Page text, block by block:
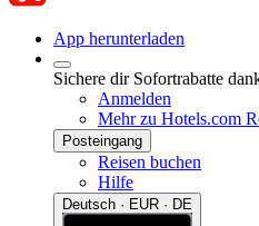
App herunterladen
Sichere dir Sofortrabatte
Anmelden
Mehr zu Hotels.com
Posteingang
Reisen buchen
Hilfe
Deutsch · EUR · DE